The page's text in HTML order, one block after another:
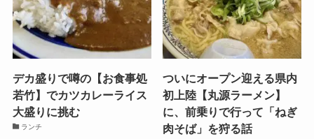
デカ盛りで噂の【お食事処
若竹】でカツカレーライス
大盛りに挑む
ランチ
ついにオープン迎える県内
初上陸【丸源ラーメン】
に、前乗りで行って「ねぎ
肉そば」を狩る話